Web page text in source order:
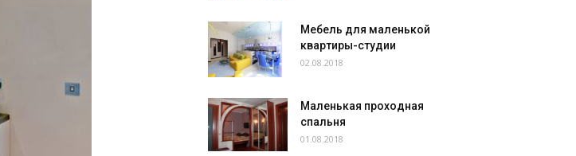
квартирах
Мебель для маленькой
квартиры-студии
02.08.2018
Маленькая проходная
спальня
01.08.2018